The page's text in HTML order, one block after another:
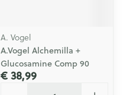
A. Vogel
A.Vogel Alchemilla +
Glucosamine Comp 90
€ 38,99